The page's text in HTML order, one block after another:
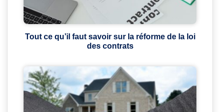
Tout ce qu’il faut savoir sur la réforme de la loi
des contrats